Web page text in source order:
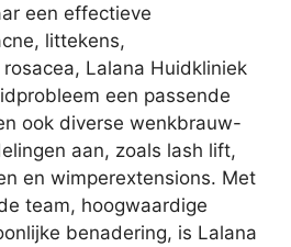
een effectieve
littekens,
Lalana Huidkliniek
een passende
ook diverse wenkbrauw-
aan, zoals lash lift,
en wimperextensions. Met
team, hoogwaardige
benadering, is Lalana